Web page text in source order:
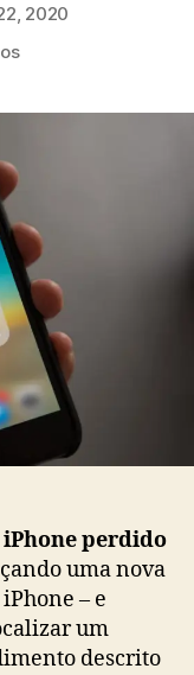
2020
em
roubado?
perdido
uma nova
– e
um
descrito